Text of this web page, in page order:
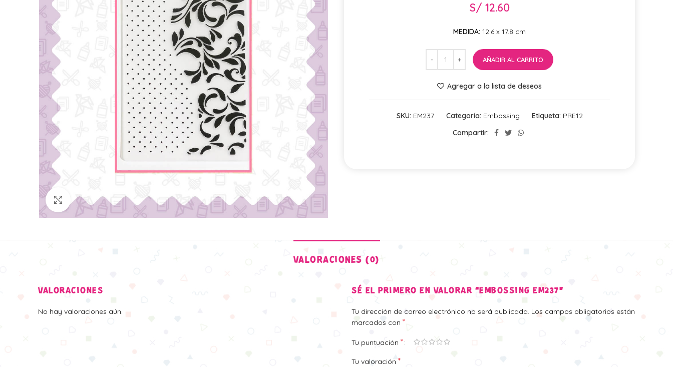
Click para agrandar
S/ 12.60
MEDIDA: 12.6 x 17.8 cm
AÑADIR AL CARRITO
Agregar a la lista de deseos
SKU: EM237 Categoría: Embossing Etiqueta: PRE12
Compartir:
VALORACIONES (0)
VALORACIONES
No hay valoraciones aún.
SÉ EL PRIMERO EN VALORAR “EMBOSSING EM237”
Tu dirección de correo electrónico no será publicada. Los campos obligatorios están
marcados con *
Tu puntuación *
Tu valoración *